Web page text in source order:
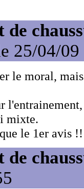
25/04/09
le moral,
mixte.
le 1er avis